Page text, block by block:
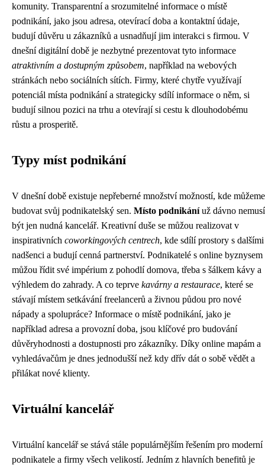
komunity. Transparentní a srozumitelné informace o místě
podnikání, jako jsou adresa, otevírací doba a kontaktní údaje,
budují důvěru u zákazníků a usnadňují jim interakci s firmou. V
dnešní digitální době je nezbytné prezentovat tyto informace
atraktivním a dostupným způsobem, například na webových
stránkách nebo sociálních sítích. Firmy, které chytře využívají
potenciál místa podnikání a strategicky sdílí informace o něm, si
budují silnou pozici na trhu a otevírají si cestu k dlouhodobému
růstu a prosperitě.
Typy míst podnikání
V dnešní době existuje nepřeberné množství možností, kde můžeme
budovat svůj podnikatelský sen. Místo podnikáníuž dávno nemusí
být jen nudná kancelář. Kreativní duše se můžou realizovat v
inspirativních coworkingových centrech, kde sdílí prostory s dalšími
nadšenci a budují cenná partnerství. Podnikatelé s online byznysem
můžou řídit své impérium z pohodlí domova, třeba s šálkem kávy a
výhledem do zahrady. A co teprve kavárny a restaurace, které se
stávají místem setkávání freelancerů a živnou půdou pro nové
nápady a spolupráce? Informace o místě podnikání, jako je
například adresa a provozní doba, jsou klíčové pro budování
důvěryhodnosti a dostupnosti pro zákazníky. Díky online mapám a
vyhledávačům je dnes jednodušší než kdy dřív dát o sobě vědět a
přilákat nové klienty.
Virtuální kancelář
Virtuální kancelář se stává stále populárnějším řešením pro moderní
podnikatele a firmy všech velikostí. Jedním z hlavních benefitů je